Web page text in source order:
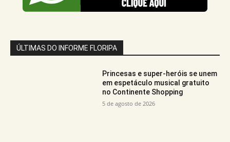
ÚLTIMAS DO INFORME FLORIPA
Princesas e super-heróis se unem
em espetáculo musical gratuito
no Continente Shopping
5 de agosto de 2026